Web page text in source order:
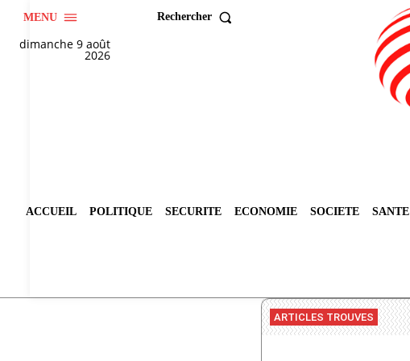
MENU Rechercher
dimanche 9 août
2026
ACCUEIL POLITIQUE SECURITE ECONOMIE SOCIETE SANTE
ARTICLES TROUVES